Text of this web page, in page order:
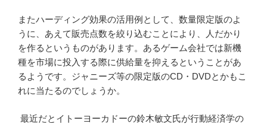
またハーディング効果の活用例として、数量限定版のよ
うに、あえて販売点数を絞り込むことにより、人だかり
を作るというものがあります。あるゲーム会社では新機
種を市場に投入する際に供給量を抑えるということがあ
るようです。ジャニーズ等の限定版のCD・DVDとかもこ
れに当たるのでしょうか。
最近だとイトーヨーカドーの鈴木敏文氏が行動経済学の